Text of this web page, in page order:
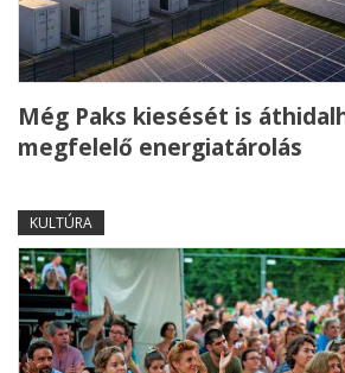
Még Paks kiesését is
megfelelő energiatárolás
KULTÚRA